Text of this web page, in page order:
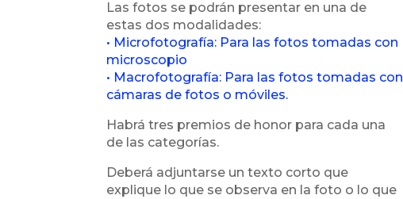
Las fotos se podrán presentar en una de
estas dos modalidades:
• Microfotografía: Para las fotos tomadas con
microscopio
• Macrofotografía: Para las fotos tomadas con
cámaras de fotos o móviles.
Habrá tres premios de honor para cada una
de las categorías.
Deberá adjuntarse un texto corto que
explique lo que se observa en la foto o lo que